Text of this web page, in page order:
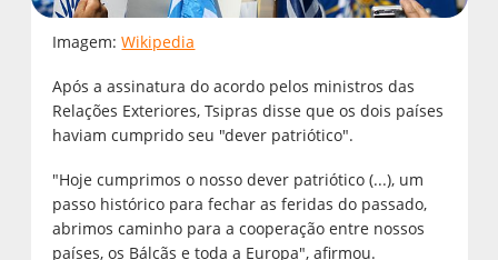
Imagem:Wikipedia
Após a assinatura do acordo pelos ministros das
Relações Exteriores, Tsipras disse que os dois países
haviam cumprido seu "dever patriótico".
"Hoje cumprimos o nosso dever patriótico (...), um
passo histórico para fechar as feridas do passado,
abrimos caminho para a cooperação entre nossos
países, os Bálcãs e toda a Europa", afirmou.